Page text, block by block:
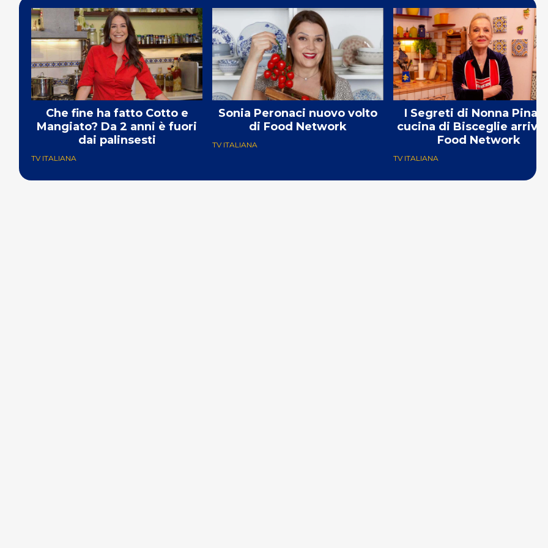
Che fine ha fatto Cotto e
Mangiato? Da 2 anni è fuori
dai palinsesti
TV ITALIANA
Sonia Peronaci nuovo volto
di Food Network
TV ITALIANA
I Segreti di Nonna Pina: la
cucina di Bisceglie arriva
Food Network
TV ITALIANA